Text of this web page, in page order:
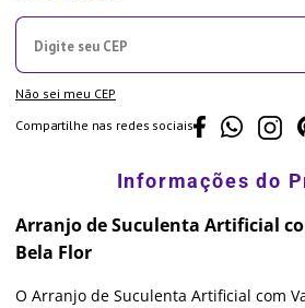
Não sei meu CEP
Compartilhe nas redes sociais
Arranjo de Suculenta Artificial
Bela Flor
O Arranjo de Suculenta Artificial com